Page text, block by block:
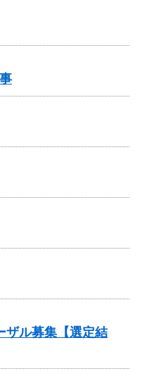
ザル募集【選定結